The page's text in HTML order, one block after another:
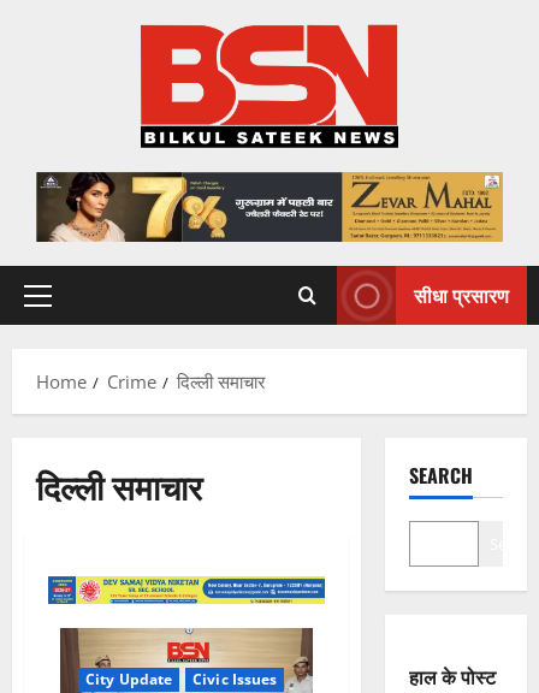
Primary
सीधा प्रसारण
Home Crime दिल्ली समाचार
दिल्ली समाचार
City Update
Civic Issues
SEARCH
हाल के पोस्ट